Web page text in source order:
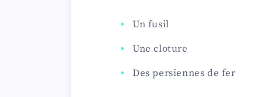
Un fusil
Une cloture
Des persiennes de fer